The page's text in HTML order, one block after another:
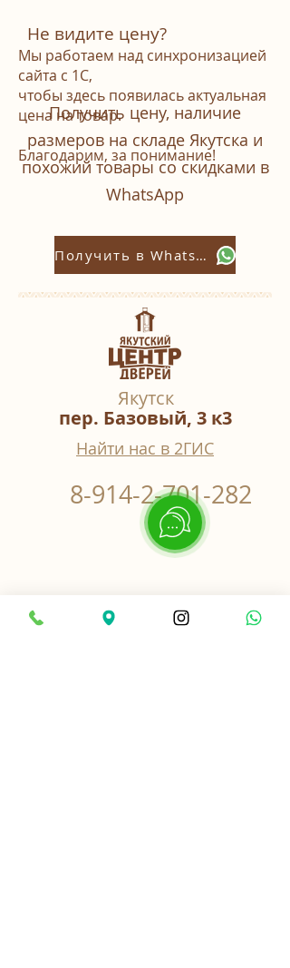
Не видите цену?
Мы работаем над синхронизацией
сайта с 1С,
чтобы здесь появилась актуальная
цена на товар.
Благодарим, за понимание!
Получить цену, наличие
размеров на складе Якутска и
похожий товары со скидками в
WhatsАpp
Получить в Whatsapp
Якутск
пер. Базовый, 3 к3
Найти нас в 2ГИС
8-914-2-701-282